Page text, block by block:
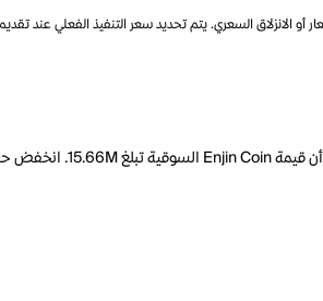
الانزلاق السعري. يتم تحديد سعر التنفيذ الفعلي عند